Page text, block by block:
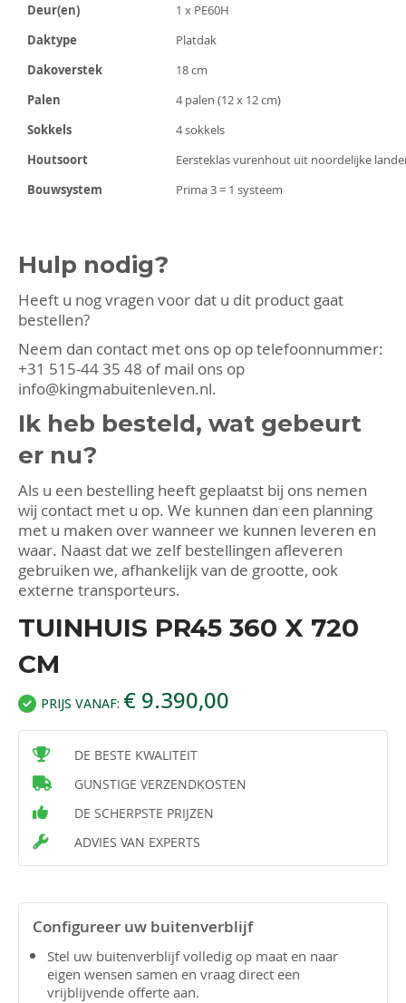
Deur(en)
1 x PE60H
Daktype
Platdak
Dakoverstek
18 cm
Palen
4 palen (12 x 12 cm)
Sokkels
4 sokkels
Houtsoort
Eersteklas vurenhout uit noordelijke
Bouwsystem
Prima 3 = 1 systeem
Hulp nodig?
Heeft u nog vragen voor dat u dit product gaat
bestellen?
Neem dan contact met ons op op telefoonnummer:
+31 515-44 35 48 of mail ons op
info@kingmabuitenleven.nl.
Ik heb besteld, wat gebeurt
er nu?
Als u een bestelling heeft geplaatst bij ons nemen
wij contact met u op. We kunnen dan een planning
met u maken over wanneer we kunnen leveren en
waar. Naast dat we zelf bestellingen afleveren
gebruiken we, afhankelijk van de grootte, ook
externe transporteurs.
TUINHUIS PR45 360 X 720
CM
PRIJS VANAF: € 9.390,00
DE BESTE KWALITEIT
GUNSTIGE VERZENDKOSTEN
DE SCHERPSTE PRIJZEN
ADVIES VAN EXPERTS
Configureer uw buitenverblijf
Stel uw buitenverblijf volledig op maat en naar
eigen wensen samen en vraag direct een
vrijblijvende offerte aan.